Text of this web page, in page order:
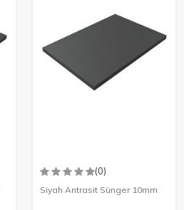
(0)
Siyah Antrasit Sünger 10mm